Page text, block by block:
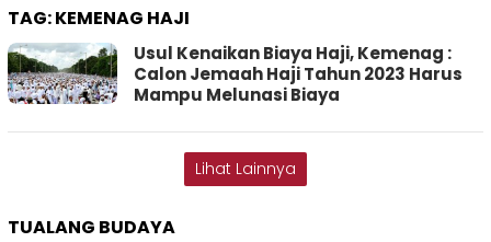
TAG:KEMENAG HAJI
Usul Kenaikan Biaya Haji, Kemenag :
Calon Jemaah Haji Tahun 2023 Harus
Mampu Melunasi Biaya
Lihat Lainnya
TUALANG BUDAYA